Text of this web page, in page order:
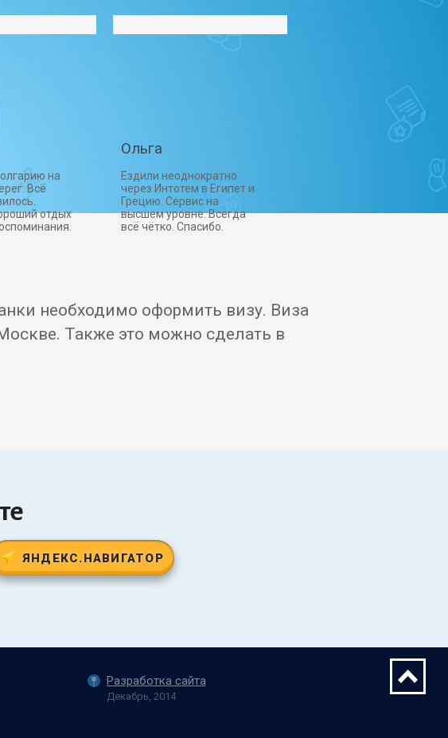
на
Всё
отдых
Ольга
Ездили неоднократно
через Интотем в Египет и
Грецию. Сервис на
высшем уровне. Всегда
всё чётко. Спасибо.
необходимо оформить визу. Виза
Также это можно сделать в
ЯНДЕКС.НАВИГАТОР
Разработка сайта
Декабрь, 2014